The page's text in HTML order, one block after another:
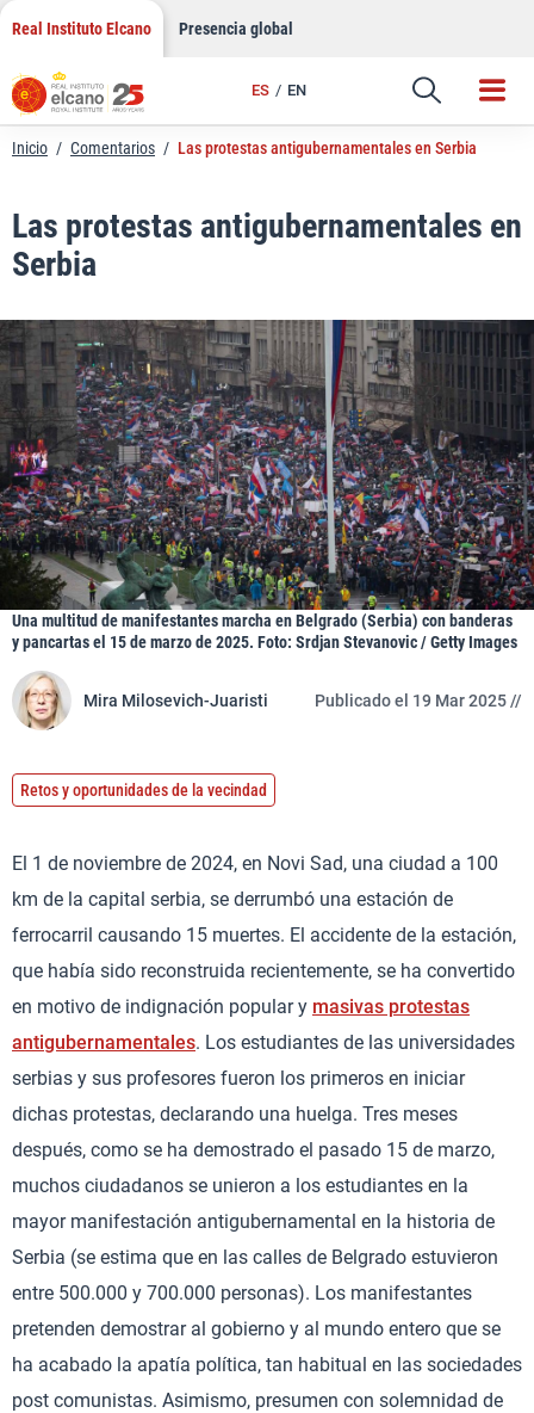
Saltar
contenido
Real Instituto Elcano Presencia global
ES EN
Enlace
Inicio / Comentarios / Las protestas antigubernamentales en Serbia
Las protestas antigubernamentales en
Serbia
Una multitud de manifestantes marcha en Belgrado (Serbia) con banderas
y pancartas el 15 de marzo de 2025. Foto: Srdjan Stevanovic / Getty Images
Mira Milosevich-Juaristi Publicado el 19 Mar 2025 //
Retos y oportunidades de la vecindad
El 1 de noviembre de 2024, en Novi Sad, una ciudad a 100
km de la capital serbia, se derrumbó una estación de
ferrocarril causando 15 muertes. El accidente de la estación,
que había sido reconstruida recientemente, se ha convertido
en motivo de indignación popular y masivas protestas
antigubernamentales. Los estudiantes de las universidades
serbias y sus profesores fueron los primeros en iniciar
dichas protestas, declarando una huelga. Tres meses
después, como se ha demostrado el pasado 15 de marzo,
muchos ciudadanos se unieron a los estudiantes en la
mayor manifestación antigubernamental en la historia de
Serbia (se estima que en las calles de Belgrado estuvieron
entre 500.000 y 700.000 personas). Los manifestantes
pretenden demostrar al gobierno y al mundo entero que se
ha acabado la apatía política, tan habitual en las sociedades
post comunistas. Asimismo, presumen con solemnidad de